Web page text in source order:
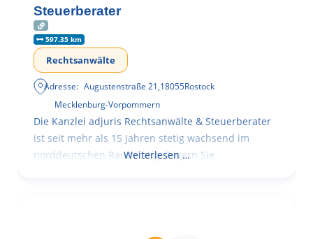
Steuerberater
597.35 km
Rechtsanwälte
Adresse: Augustenstraße 21,18055Rostock
Mecklenburg-Vorpommern
Die Kanzlei adjuris Rechtsanwälte & Steuerberater
ist seit mehr als 15 Jahren stetig wachsend im
norddeutschen Raum tätig. Zögern Sie
Weiterlesen …